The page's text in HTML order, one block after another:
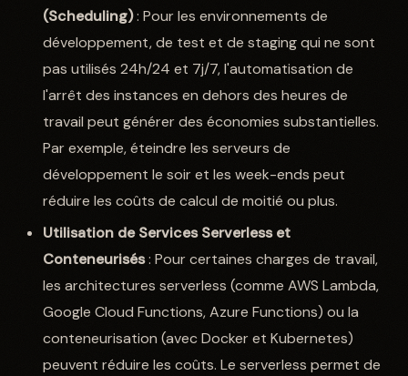
(Scheduling): Pour les environnements de
développement, de test et de staging qui ne sont
pas utilisés 24h/24 et 7j/7, l'automatisation de
l'arrêt des instances en dehors des heures de
travail peut générer des économies substantielles.
Par exemple, éteindre les serveurs de
développement le soir et les week-ends peut
réduire les coûts de calcul de moitié ou plus.
Utilisation de Services Serverless et
Conteneurisés: Pour certaines charges de travail,
les architectures serverless (comme AWS Lambda,
Google Cloud Functions, Azure Functions) ou la
conteneurisation (avec Docker et Kubernetes)
peuvent réduire les coûts. Le serverless permet de